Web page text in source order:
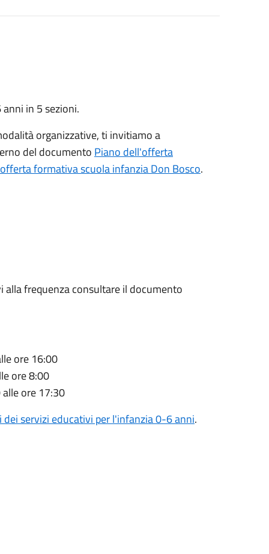
in 5 sezioni.
organizzative, ti invitiamo a
del documento Piano dell'offerta
formativa scuola infanzia Don Bosco.
alla frequenza consultare il documento
ore 16:00
ore 8:00
ore 17:30
dei servizi educativi per l'infanzia 0-6 anni.